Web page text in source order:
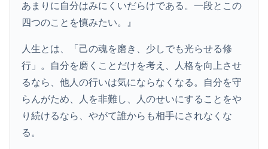
あまりに自分はみにくいだらけである。一段とこの
四つのことを慎みたい。』
人生とは、「己の魂を磨き、少しでも光らせる修
行」。自分を磨くことだけを考え、人格を向上させ
るなら、他人の行いは気にならなくなる。自分を守
らんがため、人を非難し、人のせいにすることをや
り続けるなら、やがて誰からも相手にされなくな
る。